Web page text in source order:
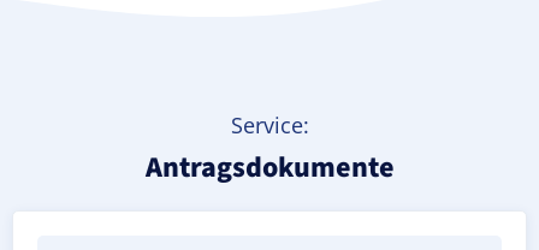
Service:
Antragsdokumente